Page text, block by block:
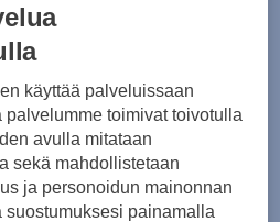
ostoskoriin
käyttää palveluissaan
toimivat toivotulla
avulla mitataan
sekä mahdollistetaan
ja personoidun mainonnan
suostumuksesi painamalla